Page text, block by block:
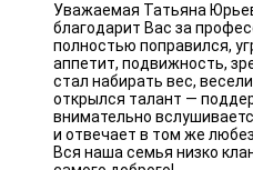
Уважаемая Татьяна
благодарит Вас за
полностью поправился,
аппетит, подвижность,
стал набирать вес,
открылся талант —
внимательно
и отвечает в том же
Вся наша семья низко